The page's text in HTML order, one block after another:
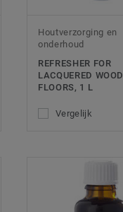
Houtverzorging en
onderhoud
REFRESHER FOR
LACQUERED WOOD
FLOORS, 1 L
Vergelijk